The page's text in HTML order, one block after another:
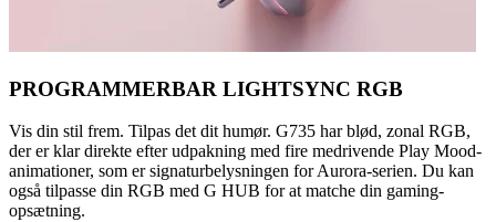
PROGRAMMERBAR LIGHTSYNC RGB
Vis din stil frem. Tilpas det dit humør. G735 har blød, zonal RGB,
der er klar direkte efter udpakning med fire medrivende Play Mood-
animationer, som er signaturbelysningen for Aurora-serien. Du kan
også tilpasse din RGB med G HUB for at matche din gaming-
opsætning.